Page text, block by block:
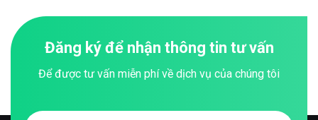
Đăng ký để nhận thông tin tư vấn
Để được tư vấn miễn phí về dịch vụ của chúng tôi